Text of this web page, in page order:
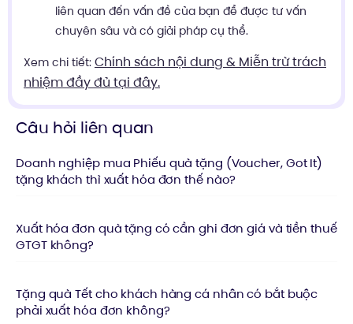
liên quan đến vấn đề của bạn để được tư vấn
chuyên sâu và có giải pháp cụ thể.
Xem chi tiết: Chính sách nội dung & Miễn trừ trách
nhiệm đầy đủ tại đây.
Câu hỏi liên quan
Doanh nghiệp mua Phiếu quà tặng (Voucher, Got It)
tặng khách thì xuất hóa đơn thế nào?
Xuất hóa đơn quà tặng có cần ghi đơn giá và tiền thuế
GTGT không?
Tặng quà Tết cho khách hàng cá nhân có bắt buộc
phải xuất hóa đơn không?